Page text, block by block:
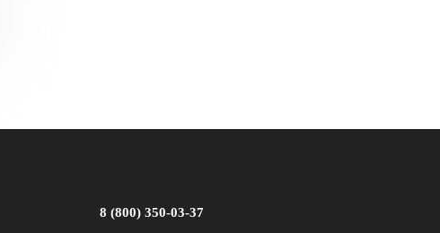
8 (800) 350-03-37